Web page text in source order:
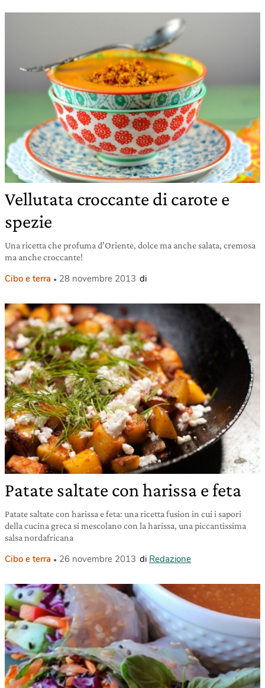
Vellutata croccante di carote e
spezie
Una ricetta che profuma d’Oriente, dolce ma anche salata, cremosa
ma anche croccante!
Cibo e terra 28 novembre 2013 di
Patate saltate con harissa e feta
Patate saltate con harissa e feta: una ricetta fusion in cui i sapori
della cucina greca si mescolano con la harissa, una piccantissima
salsa nordafricana
Cibo e terra 26 novembre 2013 di Redazione